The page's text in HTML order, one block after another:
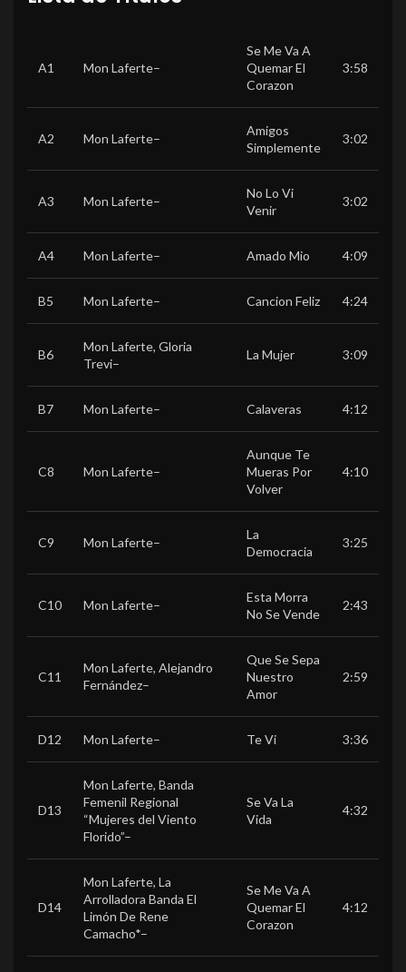
A1 Mon Laferte–
Se Me Va A
Quemar El
Corazon
3:58
A2 Mon Laferte–
Amigos
Simplemente
3:02
A3 Mon Laferte–
No Lo Vi
Venir
3:02
A4 Mon Laferte– Amado Mio 4:09
B5 Mon Laferte– Cancion Feliz 4:24
B6
Mon Laferte, Gloria
Trevi–
La Mujer 3:09
B7 Mon Laferte– Calaveras 4:12
C8 Mon Laferte–
Aunque Te
Mueras Por
Volver
4:10
C9 Mon Laferte–
La
Democracia
3:25
C10 Mon Laferte–
Esta Morra
No Se Vende
2:43
C11
Mon Laferte, Alejandro
Fernández–
Que Se Sepa
Nuestro
Amor
2:59
D12 Mon Laferte– Te Vi 3:36
D13
Mon Laferte, Banda
Femenil Regional
“Mujeres del Viento
Florido”–
Se Va La
Vida
4:32
D14
Mon Laferte, La
Arrolladora Banda El
Limón De Rene
Camacho*–
Se Me Va A
Quemar El
Corazon
4:12